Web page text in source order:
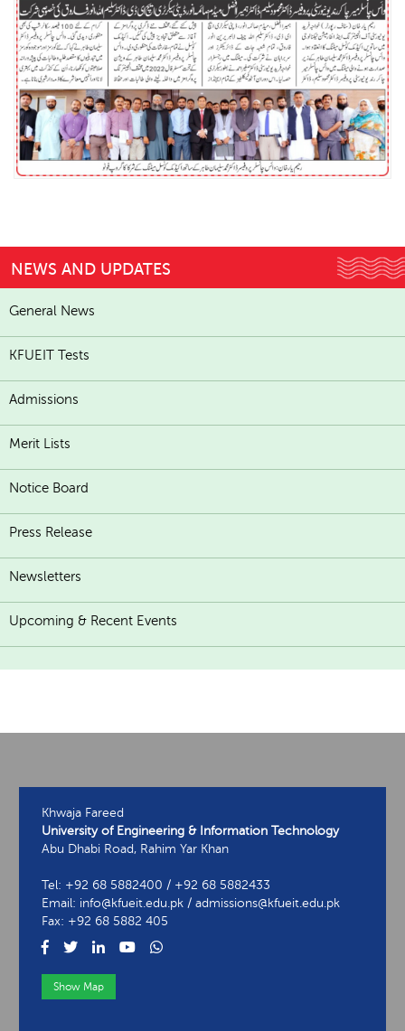
NEWS AND UPDATES
General News
KFUEIT Tests
Admissions
Merit Lists
Notice Board
Press Release
Newsletters
Upcoming & Recent Events
Khwaja Fareed
University of Engineering & Information Technology
Abu Dhabi Road, Rahim Yar Khan
Tel: +92 68 5882400 / +92 68 5882433
Email: info@kfueit.edu.pk / admissions@kfueit.edu.pk
Fax: +92 68 5882 405
Show Map